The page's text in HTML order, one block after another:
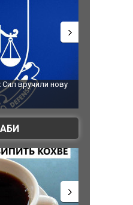
оборони уразили
регіону заявив про
ВІДЕО